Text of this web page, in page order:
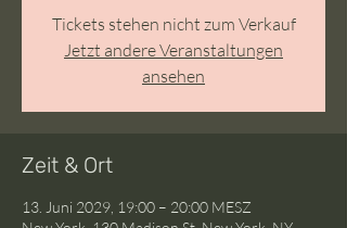
Tickets stehen nicht zum Verkauf
Jetzt andere Veranstaltungen
ansehen
Zeit & Ort
13. Juni 2029, 19:00 – 20:00 MESZ